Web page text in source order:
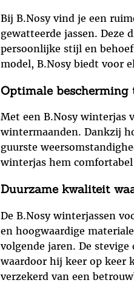
Bij B.Nosy vind je een
gewatteerde jassen.
persoonlijke stijl en
model, B.Nosy biedt voor
Optimale bescherming
Met een B.Nosy winterjas
wintermaanden. Dankzij
guurste
winterjas hem
Duurzame kwaliteit
De B.Nosy winterjassen
en hoogwaardige
volgende jaren. De
waardoor hij keer op keer
verzekerd van een